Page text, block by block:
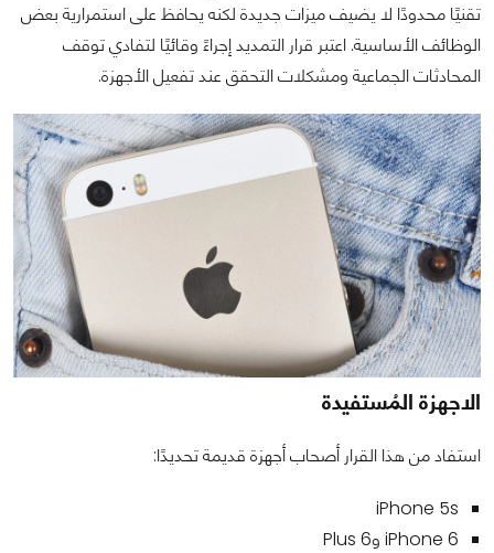
تقنيًا محدودًا لا يضيف ميزات جديدة لكنه يحافظ على استمرارية بعض
الوظائف الأساسية. اعتبر قرار التمديد إجراءً وقائيًا لتفادي توقف
المحادثات الجماعية ومشكلات التحقق عند تفعيل الأجهزة.
الاجهزة المُستفيدة
استفاد من هذا القرار أصحاب أجهزة قديمة تحديدًا:
iPhone 5s
iPhone 6 و6 Plus